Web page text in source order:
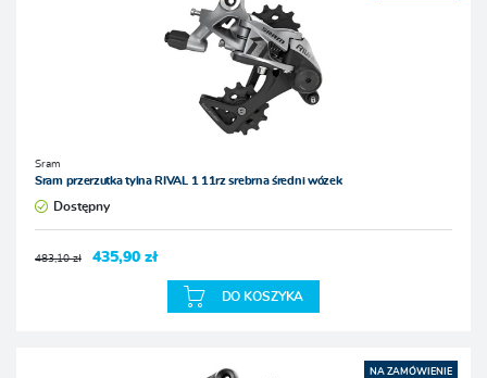
Sram
Sram przerzutka tylna RIVAL 1 11rz srebrna średni wózek
Dostępny
483,10 zł 435,90 zł
DO KOSZYKA
NA ZAMÓWIENIE